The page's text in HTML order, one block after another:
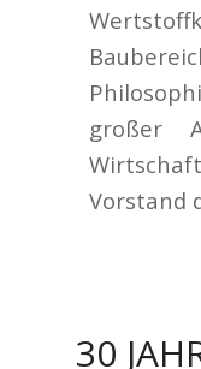
großer
Vorstand
30